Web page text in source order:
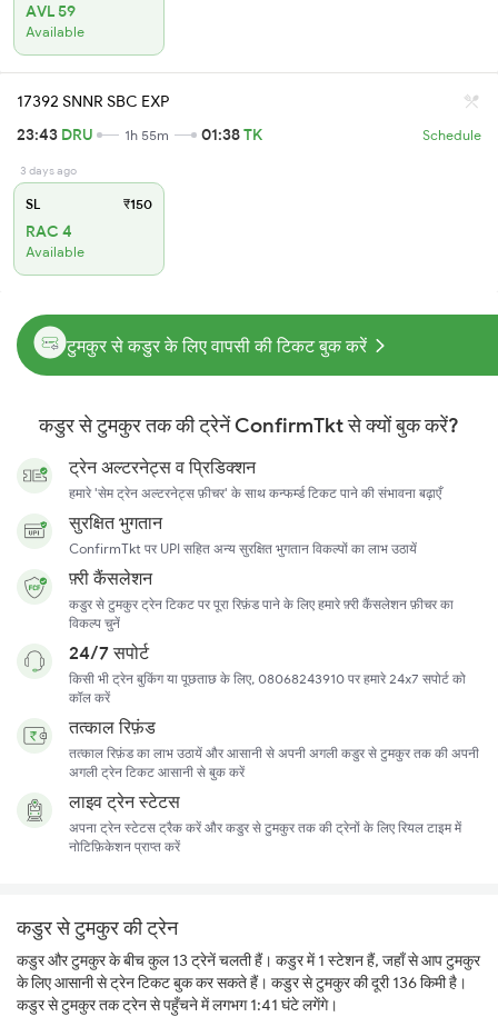
AVL 59
Available
17392 SNNR SBC EXP
23:43 DRU 1h 55m 01:38TK Schedule
3 days ago
SL ₹150
RAC 4
Available
टुमकुर से कडुर के लिए वापसी की टिकट बुक करें
कडुर से टुमकुर तक की ट्रेनें ConfirmTkt से क्यों बुक करें?
ट्रेन अल्टरनेट्स व प्रिडिक्शन
हमारे 'सेम ट्रेन अल्टरनेट्स फ़ीचर' के साथ कन्फर्म्ड टिकट पाने की संभावना बढ़ाएँ
सुरक्षित भुगतान
ConfirmTkt पर UPI सहित अन्य सुरक्षित भुगतान विकल्पों का लाभ उठायें
फ़्री कैंसलेशन
कडुर से टुमकुर ट्रेन टिकट पर पूरा रिफ़ंड पाने के लिए हमारे फ़्री कैंसलेशन फ़ीचर का
विकल्प चुनें
24/7 सपोर्ट
किसी भी ट्रेन बुकिंग या पूछताछ के लिए, 08068243910 पर हमारे 24x7 सपोर्ट को
कॉल करें
तत्काल रिफ़ंड
तत्काल रिफ़ंड का लाभ उठायें और आसानी से अपनी अगली कडुर से टुमकुर तक की अपनी
अगली ट्रेन टिकट आसानी से बुक करें
लाइव ट्रेन स्टेटस
अपना ट्रेन स्टेटस ट्रैक करें और कडुर से टुमकुर तक की ट्रेनों के लिए रियल टाइम में
नोटिफ़िकेशन प्राप्त करें
कडुर से टुमकुर की ट्रेन
कडुर और टुमकुर के बीच कुल 13 ट्रेनें चलती हैं। कडुर में 1 स्टेशन हैं, जहाँ से आप टुमकुर
के लिए आसानी से ट्रेन टिकट बुक कर सकते हैं। कडुर से टुमकुर की दूरी 136 किमी है।
कडुर से टुमकुर तक ट्रेन से पहुँचने में लगभग 1:41 घंटे लगेंगे।